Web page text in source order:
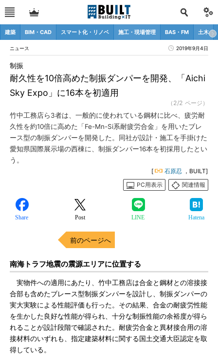
建築 BIM・CAD スマート化・リノベ 施工・現場管理 BAS・FM 土木
ニュース 2019年9月4日
耐久性を10倍高めた制振ダンパーを開発、「Aichi
Sky Expo」に16本を初適用
制振
（2/2 ページ）
竹中工務店ら3者は、一般的に使われている鋼材に比べ、疲労耐
久性を約10倍に高めた「Fe-Mn-Si系耐疲労合金」を用いたブレ
ース型の制振ダンパーを開発した。同社が設計・施工を手掛けた
愛知県国際展示場の西棟に、制振ダンパー16本を初採用したとい
う。
[ 石原忍 ，BUILT]
PC用表示
関連情報
Share Post LINE Hatena
前のページへ
南海トラフ地震の震源エリアに位置する
実物件への適用にあたり、竹中工務店は合金と鋼材との溶接接
合部も含めたブレース型制振ダンパーを設計し、制振ダンパーの
実大実験による性能評価も行った。その結果、合金の耐疲労性能
を生かした良好な性能が得られ、十分な制振性能の余裕度が得ら
れることが設計段階で確認された。耐疲労合金と異材接合用の溶
接材料のいずれも、指定建築材料に関する国土交通大臣認定を取
得している。